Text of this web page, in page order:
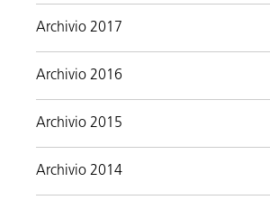
Archivio 2017
Archivio 2016
Archivio 2015
Archivio 2014